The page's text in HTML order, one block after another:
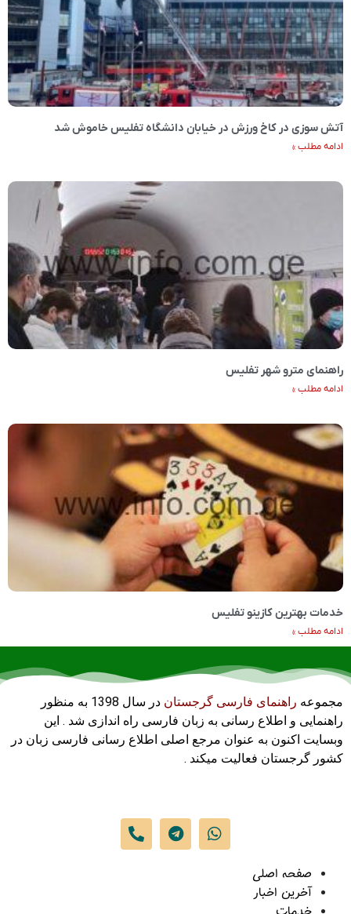
آتش سوزی در کاخ ورزش در خیابان دانشگاه تفلیس خاموش شد
ادامه مطلب »
راهنمای مترو شهر تفلیس
ادامه مطلب »
خدمات بهترین کازینو تفلیس
ادامه مطلب »
مجموعه راهنمای فارسی گرجستان
در سال 1398 به منظور
راهنمایی و اطلاع رسانی به زبان فارسی راه اندازی شد . این
وبسایت اکنون به عنوان مرجع اصلی اطلاع رسانی فارسی زبان در
کشور گرجستان فعالیت میکند .
صفحه اصلی
آخرین اخبار